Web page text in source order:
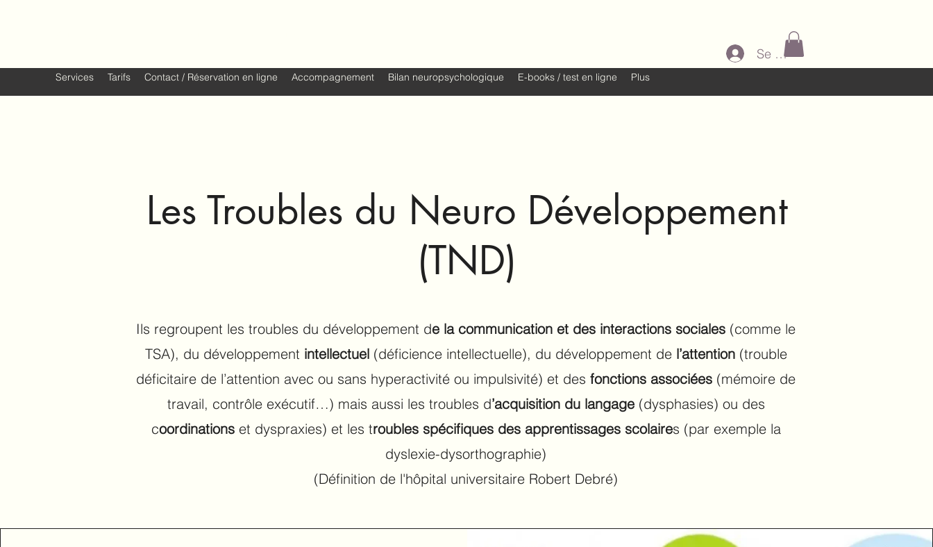
Services Tarifs Contact / Réservation en ligne Accompagnement Bilan neuropsychologique E-books / test en ligne Plus
Se connecter
Les Troubles du Neuro Développement
(TND)
Ils regroupent les troubles du développement de la communication et des interactions sociales (comme le
TSA), du développement intellectuel (déficience intellectuelle), du développement de l’attention (trouble
déficitaire de l’attention avec ou sans hyperactivité ou impulsivité) et des fonctions associées (mémoire de
travail, contrôle exécutif…) mais aussi les troubles d’acquisition du langage (dysphasies) ou des
coordinationset dyspraxies) et les troubles spécifiques des apprentissages scolaires (par exemple la
dyslexie-dysorthographie)
(Définition de l'hôpital universitaire Robert Debré)